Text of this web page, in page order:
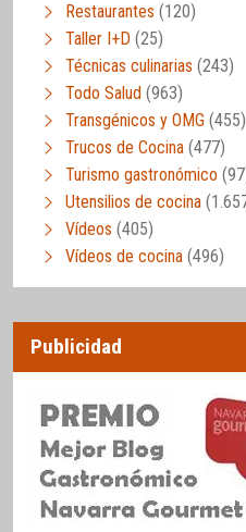
Restaurantes (120)
Taller I+D (25)
Técnicas culinarias (243)
Todo Salud (963)
Transgénicos y OMG (455)
Trucos de Cocina (477)
Turismo gastronómico
Utensilios de cocina
Vídeos (405)
Vídeos de cocina (496)
Publicidad